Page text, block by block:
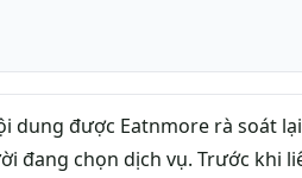
dung được Eatnmore rà soát
đang chọn dịch vụ. Trước khi